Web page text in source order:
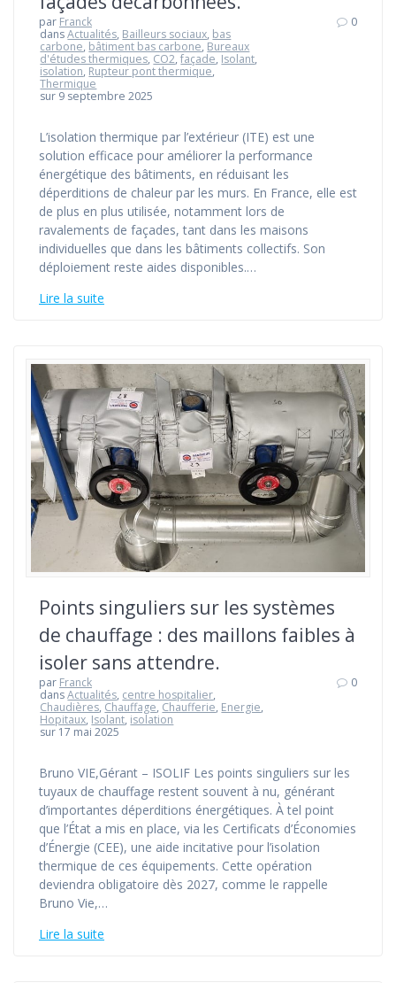
par Franck
dansActualités, Bailleurs sociaux, bas
carbone, bâtiment bas carbone, Bureaux
d'études thermiques, CO2,façade, Isolant,
isolation, Rupteur pont thermique,
Thermique
sur 9 septembre 2025
0
L’isolation thermique par l’extérieur (ITE) est une
solution efficace pour améliorer la performance
énergétique des bâtiments, en réduisant les
déperditions de chaleur par les murs. En France, elle est
de plus en plus utilisée, notamment lors de
ravalements de façades, tant dans les maisons
individuelles que dans les bâtiments collectifs. Son
déploiement reste aides disponibles.…
Lire la suite
Points singuliers sur les systèmes
de chauffage : des maillons faibles à
isoler sans attendre.
par Franck
dansActualités, centre hospitalier,
Chaudières, Chauffage, Chaufferie, Energie,
Hopitaux, Isolant, isolation
sur 17 mai 2025
0
Bruno VIE,Gérant – ISOLIF Les points singuliers sur les
tuyaux de chauffage restent souvent à nu, générant
d’importantes déperditions énergétiques. À tel point
que l’État a mis en place, via les Certificats d’Économies
d’Énergie (CEE), une aide incitative pour l’isolation
thermique de ces équipements. Cette opération
deviendra obligatoire dès 2027, comme le rappelle
Bruno Vie,…
Lire la suite